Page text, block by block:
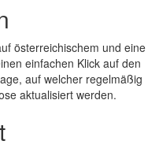
österreichischem und eine
einfachen Klick auf den
auf welcher regelmäßig
aktualisiert werden.